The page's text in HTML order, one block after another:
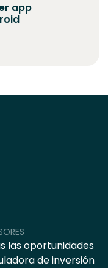
app
las oportunidades
de inversión